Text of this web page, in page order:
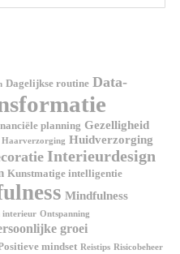
Dagelijkse routine Data-
planning Gezelligheid
Haarverzorging Huidverzorging
Interieurdesign
Kunstmatige intelligentie
Mindfulness
interieur Ontspanning
groei
mindset Reistips Risicobeheer